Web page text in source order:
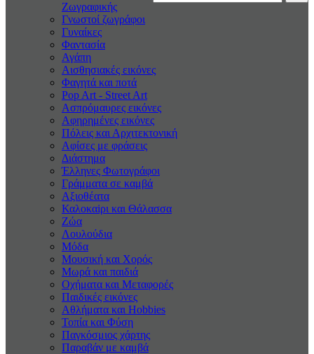
Ζωγραφικής
Γνωστοί ζωγράφοι
Γυναίκες
Φαντασία
Αγάπη
Αισθησιακές εικόνες
Φαγητά και ποτά
Pop Art - Street Art
Ασπρόμαυρες εικόνες
Αφηρημένες εικόνες
Πόλεις και Αρχιτεκτονική
Αφίσες με φράσεις
Διάστημα
Έλληνες Φωτογράφοι
Γράμματα σε καμβά
Αξιοθέατα
Καλοκαiρι και Θάλασσα
Ζώα
Λουλούδια
Μόδα
Μουσική και Χορός
Μωρά και παιδιά
Οχήματα και Μεταφορές
Παιδικές εικόνες
Αθλήματα και Hobbies
Τοπία και Φύση
Παγκόσμιος χάρτης
Παραβάν με καμβά